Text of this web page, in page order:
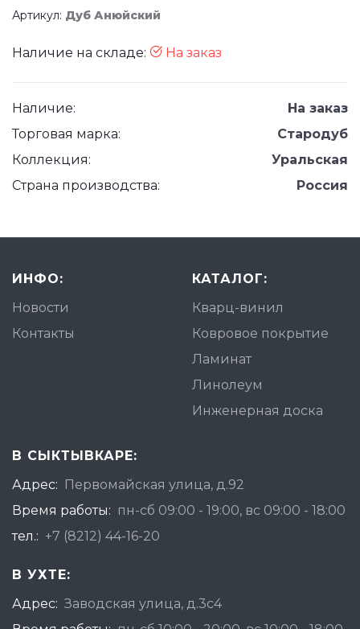
Артикул: Дуб Анюйский
Наличие на складе: На заказ
Наличие:
На заказ
Торговая марка:
Стародуб
Коллекция:
Уральская
Страна производства:
Россия
ИНФО:
Новости
Контакты
КАТАЛОГ:
Кварц-винил
Ковровое покрытие
Ламинат
Линолеум
Инженерная доска
В СЫКТЫВКАРЕ:
Адрес: Первомайская улица, д.92
Время работы: пн-сб 09:00 - 19:00, вс 09:00 - 18:00
тел.: +7 (8212) 44-16-20
В УХТЕ:
Адрес: Заводская улица, д.3с4